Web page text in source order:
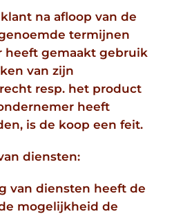
na afloop van de
termijnen
heeft gemaakt gebruik
van zijn
resp. het product
heeft
is de koop een feit.
diensten:
van diensten heeft de
mogelijkheid de